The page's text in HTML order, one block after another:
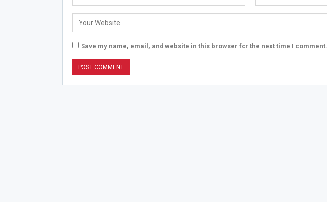
Save my name, email, and website in this browser for the next time I comment.